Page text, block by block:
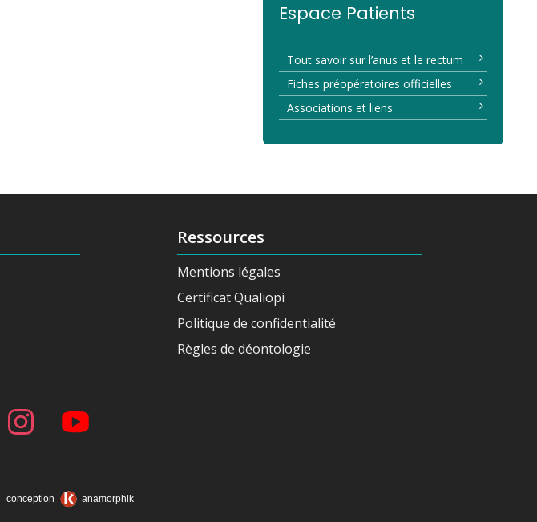
Espace Patients
Tout savoir sur l’anus et le rectum
Fiches préopératoires officielles
Associations et liens
Ressources
Mentions légales
Certificat Qualiopi
Politique de confidentialité
Règles de déontologie